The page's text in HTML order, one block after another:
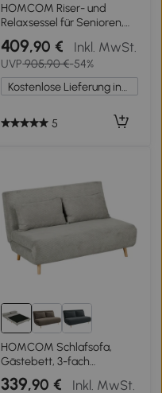
HOMCOM Riser- und
Relaxsessel für Senioren,
Elektrischer Lift-Sessel aus
Kunstleder mit
Doppelmotor, Federkissen,
Schwarz
409,90 € Inkl. MwSt.
UVP905,90 €-54%
5
HOMCOM Schlafsofa,
Gästebett, 3-fach
verstellbare Rückenlehne,
Leinenoptik, bis 120 kg, 141 x
339,90 € Inkl. MwSt.